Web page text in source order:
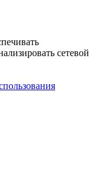
сетевой